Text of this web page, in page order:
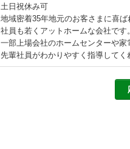
土日祝休み可
地域密着35年地元のお客さまに喜ば
社員も若くアットホームな会社です。
一部上場会社のホームセンターや家
先輩社員がわかりやすく指導してく